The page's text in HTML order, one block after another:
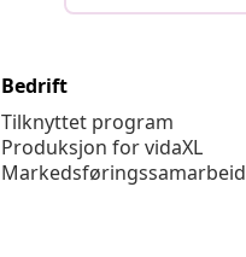
Bedrift
Tilknyttet program
Produksjon for vidaXL
Markedsføringssamarbeid